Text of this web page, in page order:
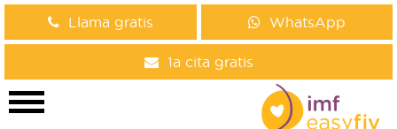
Llama gratis WhatsApp
1a cita gratis